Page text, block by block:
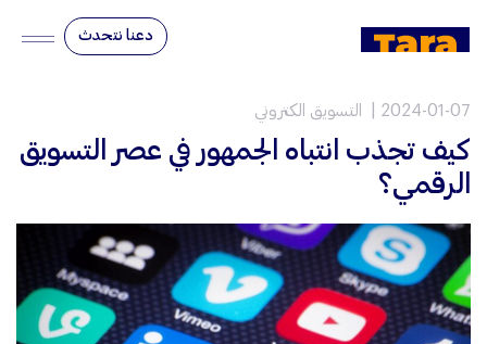
دعنا نتحدث
2024-01-07 التسويق الكتروني
كيف تجذب انتباه الجمهور في عصر التسويق
الرقمي؟